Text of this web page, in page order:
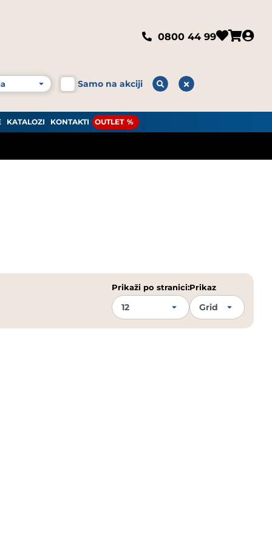
0800 44 99
Samo na akciji
KATALOZI KONTAKTI OUTLET
Prikaži po stranici:Prikaz